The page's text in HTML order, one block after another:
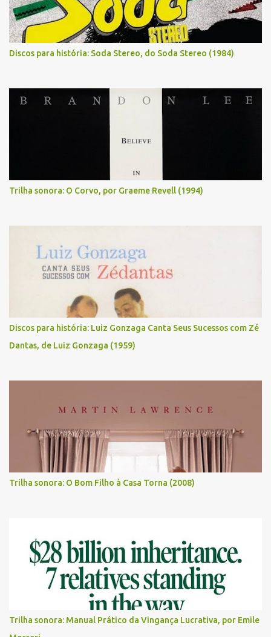
Discos para história: Soda Stereo, do Soda Stereo (1984)
Trilha sonora: O Corvo, por Graeme Revell (1994)
Discos para história: Luiz Gonzaga Canta Seus Sucessos com Zé
Dantas, de Luiz Gonzaga (1959)
Trilha sonora: O Bom Filho à Casa Torna (2008)
Trilha sonora: Manual Prático da Vingança Lucrativa, por Emile